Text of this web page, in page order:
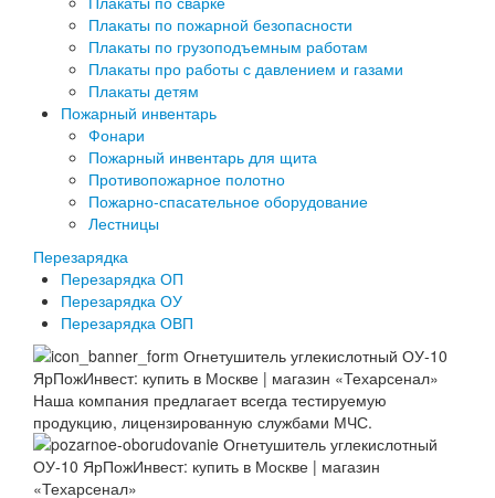
Плакаты по пожарной безопасности
Плакаты по грузоподъемным работам
Плакаты про работы с давлением и газами
Плакаты детям
Пожарный инвентарь
Фонари
Пожарный инвентарь для щита
Противопожарное полотно
Пожарно-спасательное оборудование
Лестницы
Перезарядка
Перезарядка ОП
Перезарядка ОУ
Перезарядка ОВП
Наша компания предлагает всегда тестируемую
продукцию, лицензированную службами МЧС.